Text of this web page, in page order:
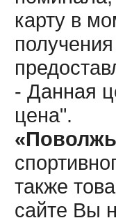
карту в
- Данная
цена".
также
сайте Вы